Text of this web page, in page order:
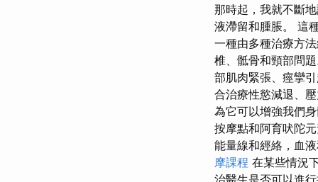
那時起，我就不斷
液滯留和腫脹。 這
一種由多種治療方
椎、骶骨和頸部問
部肌肉緊張、痙攣
合治療性慾減退、
為它可以增強我們
按摩點和阿育吠陀
能量線和經絡，血
摩課程 在某些情況
治醫生是否可以進